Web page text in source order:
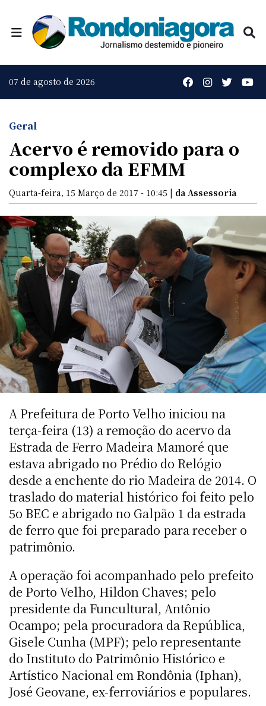
07 de agosto de 2026
Geral
Acervo é removido para o
complexo da EFMM
Quarta-feira, 15 Março de 2017 - 10:45 | da Assessoria
A Prefeitura de Porto Velho iniciou na
terça-feira (13) a remoção do acervo da
Estrada de Ferro Madeira Mamoré que
estava abrigado no Prédio do Relógio
desde a enchente do rio Madeira de 2014. O
traslado do material histórico foi feito pelo
5o BEC e abrigado no Galpão 1 da estrada
de ferro que foi preparado para receber o
patrimônio.
A operação foi acompanhado pelo prefeito
de Porto Velho, Hildon Chaves; pelo
presidente da Funcultural, Antônio
Ocampo; pela procuradora da República,
Gisele Cunha (MPF); pelo representante
do Instituto do Patrimônio Histórico e
Artístico Nacional em Rondônia (Iphan),
José Geovane, ex-ferroviários e populares.